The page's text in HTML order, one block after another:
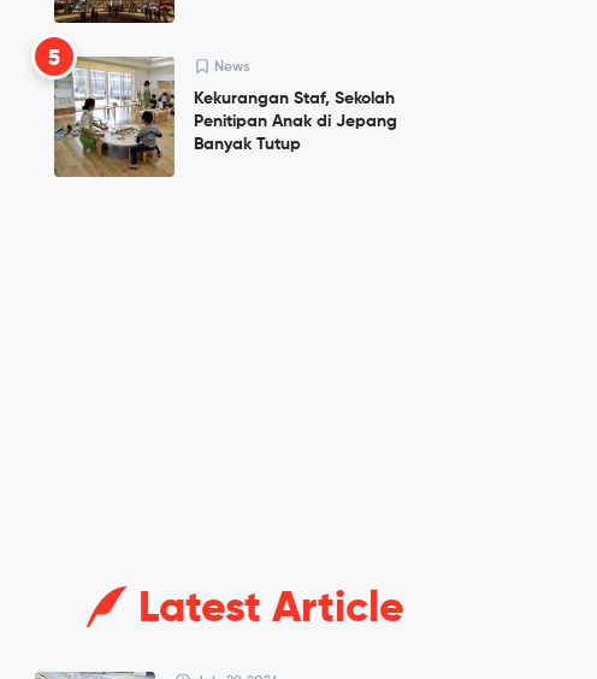
5 News
Kekurangan Staf, Sekolah
Penitipan Anak di Jepang
Banyak Tutup
Latest Article